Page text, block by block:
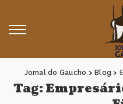
Jornal do Gaucho > Blog >
Tag: